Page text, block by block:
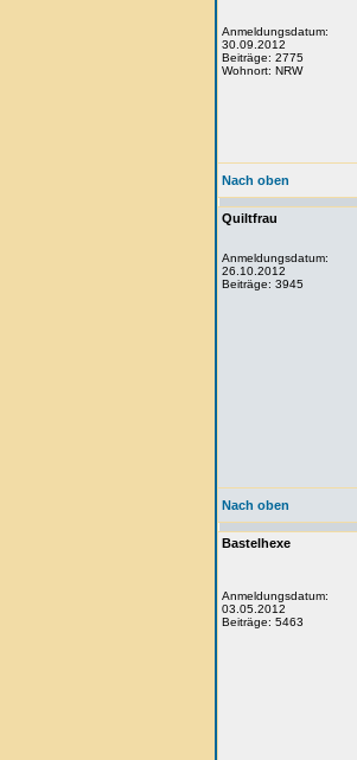
Anmeldungsdatum:
30.09.2012
Beiträge: 2775
Wohnort: NRW
Nach oben
Quiltfrau
Anmeldungsdatum:
26.10.2012
Beiträge: 3945
Nach oben
Bastelhexe
Anmeldungsdatum:
03.05.2012
Beiträge: 5463